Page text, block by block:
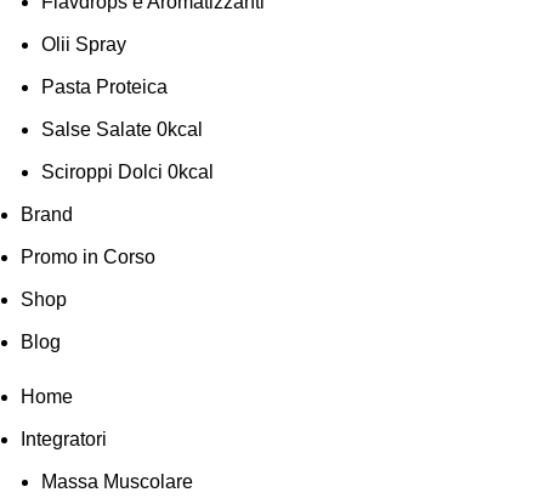
Olii Spray
Pasta Proteica
Salse Salate 0kcal
Sciroppi Dolci 0kcal
Brand
Promo in Corso
Shop
Blog
Home
Integratori
Massa Muscolare